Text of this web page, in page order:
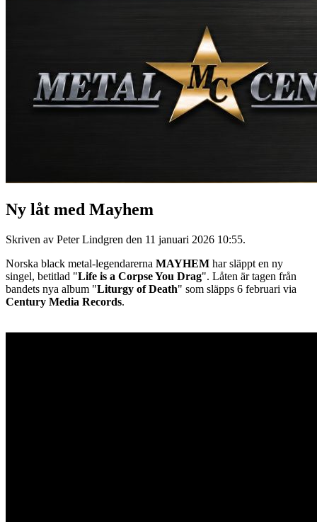
Ny låt med Mayhem
Skriven av Peter Lindgren den 11 januari 2026 10:55.
Norska black metal-legendarerna MAYHEM har släppt en ny
singel, betitlad "Life is a Corpse You Drag". Låten är tagen från
bandets nya album "Liturgy of Death" som släpps 6 februari via
Century Media Records.